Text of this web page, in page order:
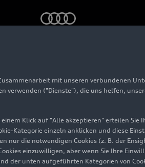
mit unseren verbundenen
verwenden ("Dienste"), die uns helfen,
Klick auf "Alle akzeptieren" erteilen Sie
Kategorie einzeln anklicken und diese
nur die notwendigen Cookies (z. B. der
einzuwilligen, aber wenn Sie Ihre
der unten aufgeführten Kategorien von